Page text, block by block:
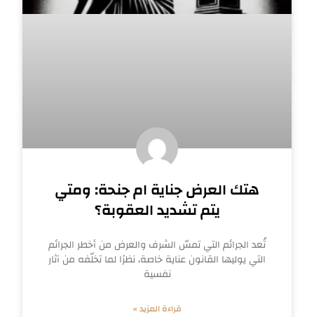
هتك العرض جناية ام جنحة: ومتي
يتم تشديد العقوبة؟
تُعد الجرائم التي تمسّ الشرف والعرض من أخطر الجرائم
التي يوليها القانون عناية خاصة، نظرًا لما تخلّفه من آثار
نفسية
قراءة المزيد »